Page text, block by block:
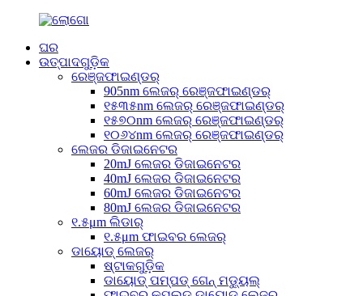
ଘର
ଉତ୍ପାଦଗୁଡ଼ିକ
ରେଞ୍ଜଫାଇଣ୍ଡର୍
905nm ଲେଜର୍ ରେଞ୍ଜଫାଇଣ୍ଡର୍
୧୫୩୫nm ଲେଜର୍ ରେଞ୍ଜଫାଇଣ୍ଡର୍
୧୫୭୦nm ଲେଜର୍ ରେଞ୍ଜଫାଇଣ୍ଡର୍
୧୦୬୪nm ଲେଜର୍ ରେଞ୍ଜଫାଇଣ୍ଡର୍
ଲେଜର ଡିଜାଇନେଟର
20mJ ଲେଜର ଡିଜାଇନେଟର
40mJ ଲେଜର ଡିଜାଇନେଟର
60mJ ଲେଜର ଡିଜାଇନେଟର
80mJ ଲେଜର ଡିଜାଇନେଟର
୧.୫μm ଲିଡାର୍
୧.୫μm ଫାଇବର ଲେଜର୍
ଡାୟୋଡ୍ ଲେଜର୍
ଷ୍ଟାକଗୁଡ଼ିକ
ଡାୟୋଡ୍ ପମ୍ପଡ୍ ଗେନ୍ ମଡ୍ୟୁଲ୍